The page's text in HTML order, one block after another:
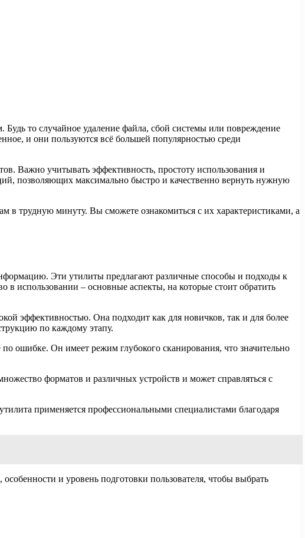
то случайное удаление файла, сбой системы или повреждение
и они пользуются всё большей популярностью среди
Важно учитывать эффективность, простоту использования и
позволяющих максимально быстро и качественно вернуть нужную
в трудную минуту. Вы сможете ознакомиться с их характеристиками, а
Эти утилиты предлагают различные способы и подходы к
в использовании – основные аспекты, на которые стоит обратить
эффективностью. Она подходит как для новичков, так и для более
по каждому этапу.
ошибке. Он имеет режим глубокого сканирования, что значительно
форматов и различных устройств и может справляться с
применяется профессиональными специалистами благодаря
и уровень подготовки пользователя, чтобы выбрать